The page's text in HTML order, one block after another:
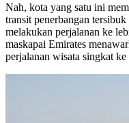
Nah, kota yang satu ini
transit penerbangan
melakukan perjalanan ke
maskapai Emirates
perjalanan wisata singkat